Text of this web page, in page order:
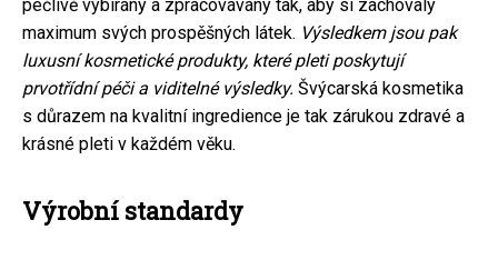
pečlivě vybírány a zpracovávány tak, aby si zachovaly
maximum svých prospěšných látek. Výsledkem jsou pak
luxusní kosmetické produkty, které pleti poskytují
prvotřídní péči a viditelné výsledky. Švýcarská kosmetika
s důrazem na kvalitní ingredience je tak zárukou zdravé a
krásné pleti v každém věku.
Výrobní standardy